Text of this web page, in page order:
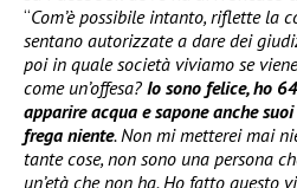
“Com’è possibile intanto, riflette la
sentano autorizzate a dare dei
poi in quale società viviamo se
come un’offesa? Io sono felice, ho
apparire acqua e sapone anche
frega niente. Non mi metterei mai
tante cose, non sono una persona
un’età che non ha. Ho fatto questo